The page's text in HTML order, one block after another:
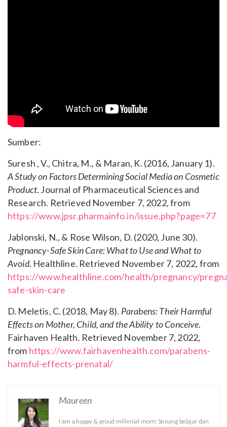
Sumber:
Suresh , V., Chitra, M., & Maran, K. (2016, January 1).
A Study on Factors Determining Social Media on Cosmetic
Product. Journal of Pharmaceutical Sciences and
Research. Retrieved November 7, 2022, from
https://www.jpsr.pharmainfo.in/issue.php?page=77
Jablonski, N., & Rose Wilson, D. (2020, June 30).
Pregnancy-Safe Skin Care: What to Use and What to
Avoid. Healthline. Retrieved November 7, 2022, from
https://www.healthline.com/health/pregnancy/
safe-skin-care
D. Meletis, C. (2018, May 8). Parabens: Their Harmful
Effects on Mother, Child, and the Ability to Conceive.
Fairhaven Health. Retrieved November 7, 2022,
from https://www.fairhavenhealth.com/parabens-
harmful-effects-prenatal/
Maureen
I am a happy & proud millenial mom! Senang belajar dan